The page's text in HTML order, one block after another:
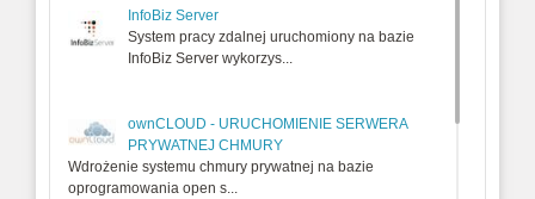
InfoBiz Server
System pracy zdalnej uruchomiony na bazie
InfoBiz Server wykorzys...
ownCLOUD - URUCHOMIENIE SERWERA
PRYWATNEJ CHMURY
Wdrożenie systemu chmury prywatnej na bazie
oprogramowania open s...